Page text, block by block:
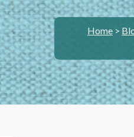
Home >